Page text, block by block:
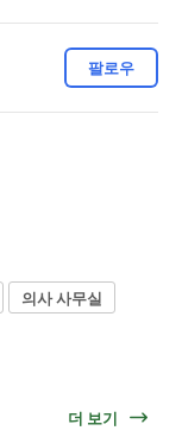
팔로우
의사 사무실
더 보기